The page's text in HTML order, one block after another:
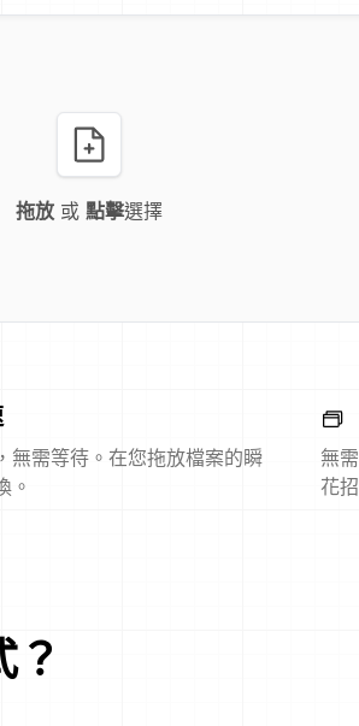
拖放 或 點擊選擇
無需等待。在您拖放檔案的瞬
。
無
花
？